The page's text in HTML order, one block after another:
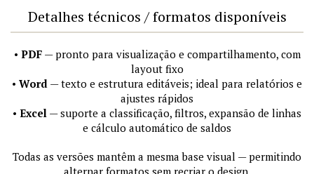
Detalhes técnicos / formatos disponíveis
• PDF— pronto para visualização e compartilhamento, com
layout fixo
• Word — texto e estrutura editáveis; ideal para relatórios e
ajustes rápidos
• Excel — suporte a classificação, filtros, expansão de linhas
e cálculo automático de saldos
Todas as versões mantêm a mesma base visual — permitindo